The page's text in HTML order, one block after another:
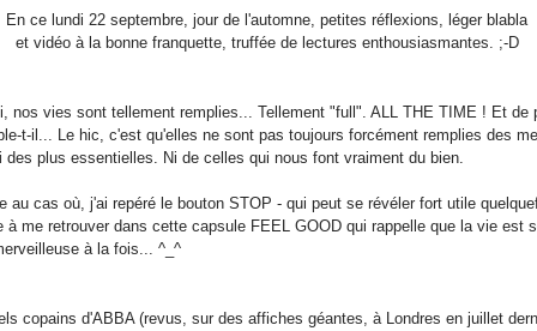
En ce lundi 22 septembre, jour de l'automne, petites réflexions, léger blabla
et vidéo à la bonne franquette, truffée de lectures enthousiasmantes. ;-D
nos vies sont tellement remplies... Tellement "full". ALL THE TIME ! Et de
t-il... Le hic, c'est qu'elles ne sont pas toujours forcément remplies des
des plus essentielles. Ni de celles qui nous font vraiment du bien.
au cas où, j'ai repéré le bouton STOP - qui peut se révéler fort utile
à me retrouver dans cette capsule FEEL GOOD qui rappelle que la vie est
à la fois... ^_^
copains d'ABBA (revus, sur des affiches géantes, à Londres en juillet